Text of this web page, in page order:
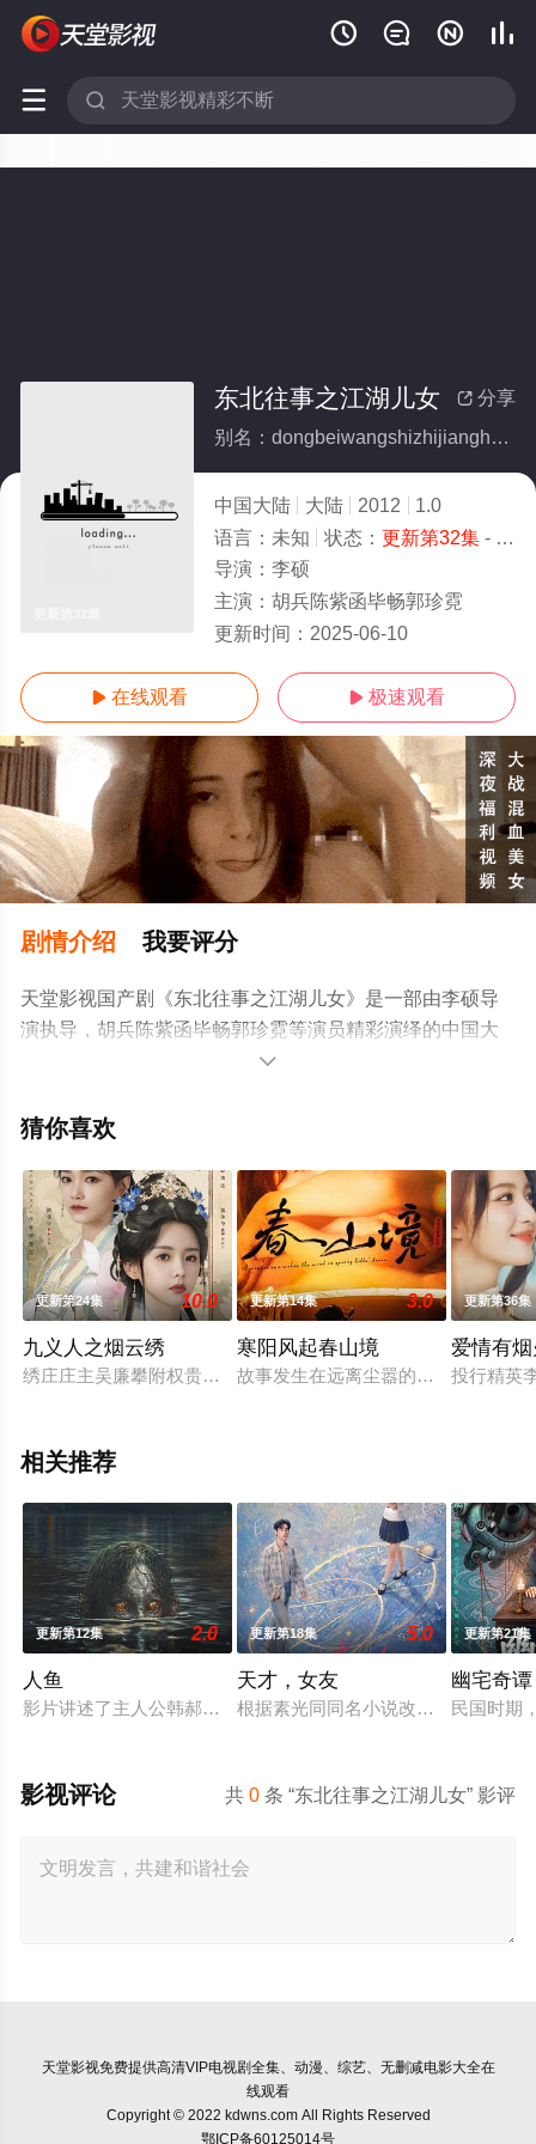
   
 
 分享
东北往事之江湖儿女
别名：dongbeiwangshizhijianghuernv
中国大陆 大陆 2012
1.0
语言： 未知 状态： 更新第32集- 免费在线观看
导演： 李硕
主演： 胡兵陈紫函毕畅郭珍霓
更新时间： 2025-06-10
 在线观看  极速观看
剧情介绍 我要评分
天堂影视国产剧《东北往事之江湖儿女》是一部由李硕导
演执导，胡兵陈紫函毕畅郭珍霓等演员精彩演绎的中国大
陆电视剧，免费观看高清未删减完整版电视剧全集就上天
剧情网等平台了解。

猜你喜欢
更新第24集 10.0
九义人之烟云绣
绣庄庄主吴廉攀附权贵，借绣艺残害众多绣娘，蔺如兰（张沐
更新第14集 3.0
寒阳风起春山境
故事发生在远离尘嚣的春日山野，两
更新第36集
爱情有
投行精英
相关推荐
更新第12集 2.0
人鱼
影片讲述了主人公韩郝（樊少皇 饰）为了营救意外被困秘密实
更新第18集 5.0
天才，女友
根据素光同同名小说改编。江逾白长
更新第21集
幽宅奇谭
民国时期
共0 条 “东北往事之江湖儿女” 影评
影视评论
天堂影视免费提供高清VIP电视剧全集、动漫、综艺、无删减电影大全在
线观看
Copyright © 2022 kdwns.com All Rights Reserved
鄂ICP备60125014号